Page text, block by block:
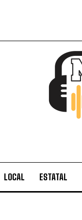
LOCAL ESTATAL